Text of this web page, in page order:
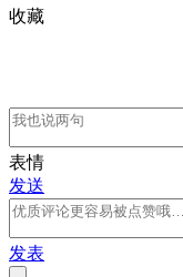
收藏
表情
发送
发表